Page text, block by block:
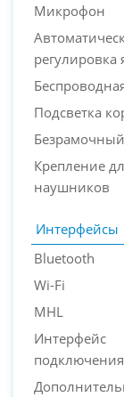
Микрофон
регулировка
Подсветка
Крепление
наушников
Интерфейсы
Bluetooth
Wi-Fi
MHL
Интерфейс
подключения